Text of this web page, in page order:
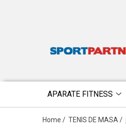
APARATE FITNESS
Home / TENIS DE MASA /